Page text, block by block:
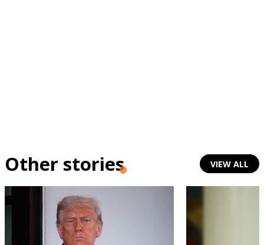
Other stories VIEW ALL